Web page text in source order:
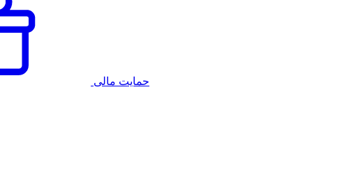
حمایت مالی